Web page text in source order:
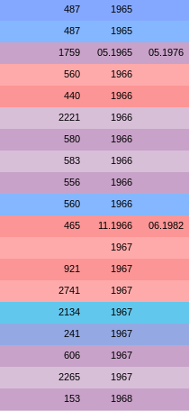
487 1965
487 1965
1759 05.1965 05.1976
560 1966
440 1966
2221 1966
580 1966
583 1966
556 1966
560 1966
465 11.1966 06.1982
1967
921 1967
2741 1967
2134 1967
241 1967
606 1967
2265 1967
153 1968